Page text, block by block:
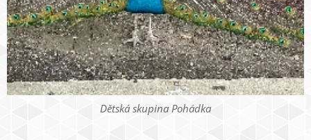
Dětská skupina Pohádka